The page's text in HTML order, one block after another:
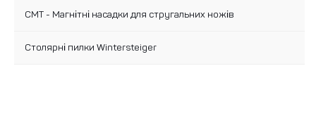
CMT - Магнітні насадки для стругальних ножів
Столярні пилки Wintersteiger